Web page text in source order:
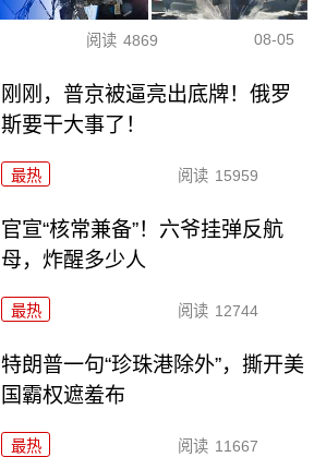
阅读 4869 08-05
刚刚，普京被逼亮出底牌！俄罗
斯要干大事了！
最热 阅读 15959
官宣“核常兼备”！六爷挂弹反航
母，炸醒多少人
最热 阅读 12744
特朗普一句“珍珠港除外”，撕开美
国霸权遮羞布
最热 阅读 11667